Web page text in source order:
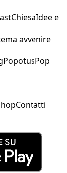
ChiesaIdee e
avvenire
PopotusPop
Contatti